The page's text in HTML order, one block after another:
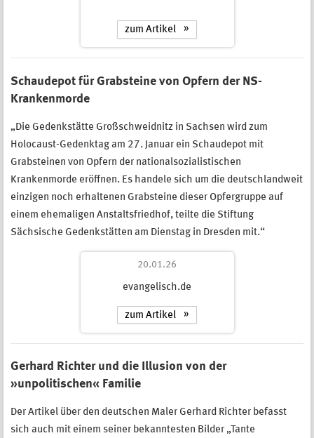
zum Artikel
Schaudepot für Grabsteine von Opfern der NS-
Krankenmorde
„Die Gedenkstätte Großschweidnitz in Sachsen wird zum
Holocaust-Gedenktag am 27. Januar ein Schaudepot mit
Grabsteinen von Opfern der nationalsozialistischen
Krankenmorde eröffnen. Es handele sich um die deutschlandweit
einzigen noch erhaltenen Grabsteine dieser Opfergruppe auf
einem ehemaligen Anstaltsfriedhof, teilte die Stiftung
Sächsische Gedenkstätten am Dienstag in Dresden mit.“
20.01.26
evangelisch.de
zum Artikel
Gerhard Richter und die Illusion von der
»unpolitischen« Familie
Der Artikel über den deutschen Maler Gerhard Richter befasst
sich auch mit einem seiner bekanntesten Bilder „Tante